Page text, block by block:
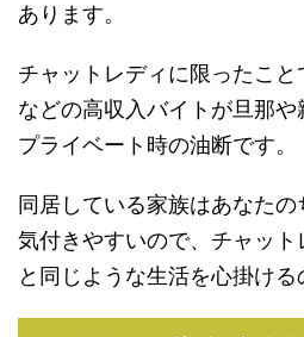
あります。
チャットレディに限ったこ
などの高収入バイトが旦那
プライベート時の油断です。
同居している家族はあなた
気付きやすいので、チャッ
と同じような生活を心掛ける